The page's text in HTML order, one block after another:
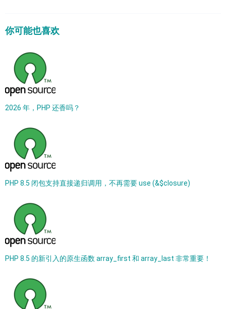
你可能也喜欢
2026 年，PHP 还香吗？
PHP 8.5 闭包支持直接递归调用，不再需要 use (&$closure)
PHP 8.5 的新引入的原生函数 array_first 和 array_last 非常重要！